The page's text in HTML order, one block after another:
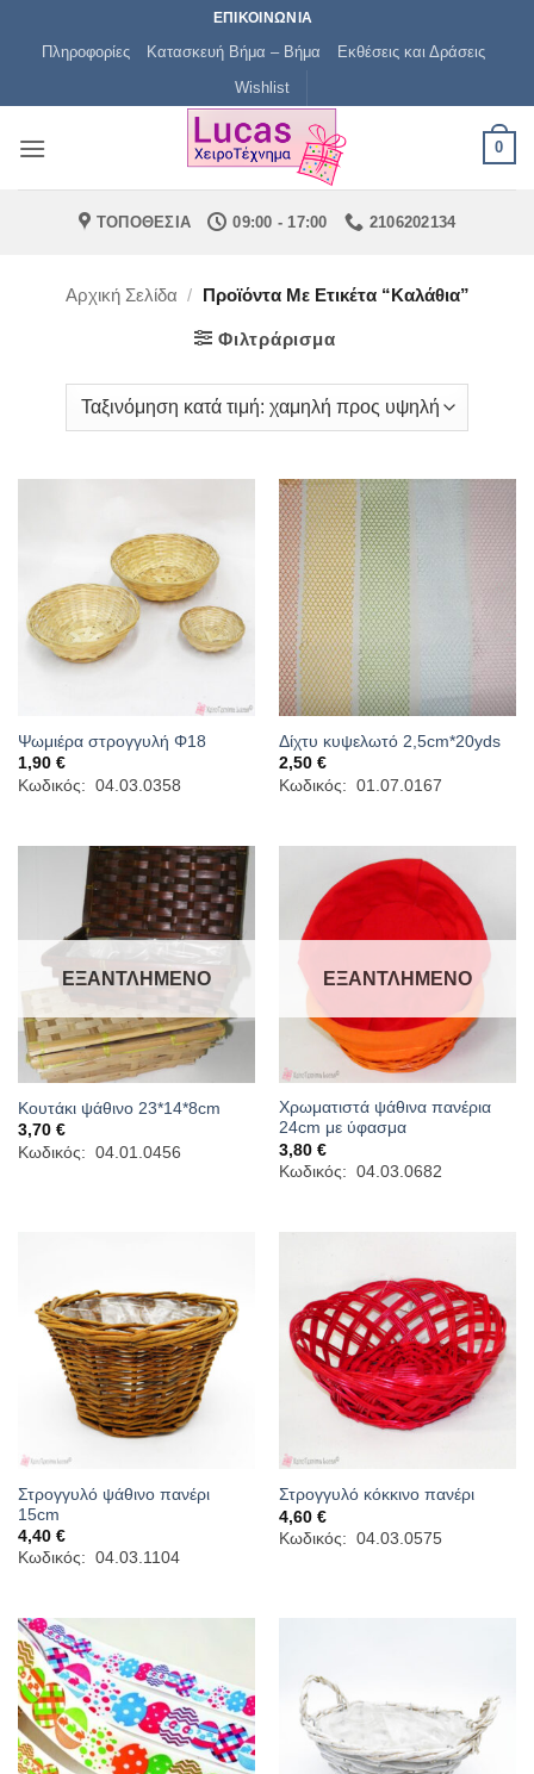
ΕΠΙΚΟΙΝΩΝΙΑ
Πληροφορίες Κατασκευή Βήμα – Βήμα
Εκθέσεις και Δράσεις
Wishlist
0
ΤΟΠΟΘΕΣΙΑ 09:00 - 17:00 2106202134
Αρχική Σελίδα / Προϊόντα Με Ετικέτα “καλάθια”
Φιλτράρισμα
Ψωμιέρα στρογγυλή Φ18
1,90 €
Κωδικός: 04.03.0358
Δίχτυ κυψελωτό 2,5cm*20yds
2,50 €
Κωδικός: 01.07.0167
ΕΞΑΝΤΛΗΜΈΝΟ
Κουτάκι ψάθινο 23*14*8cm
3,70 €
Κωδικός: 04.01.0456
ΕΞΑΝΤΛΗΜΈΝΟ
Χρωματιστά ψάθινα πανέρια
24cm με ύφασμα
3,80 €
Κωδικός: 04.03.0682
Στρογγυλό ψάθινο πανέρι
15cm
4,40 €
Κωδικός: 04.03.1104
Στρογγυλό κόκκινο πανέρι
4,60 €
Κωδικός: 04.03.0575